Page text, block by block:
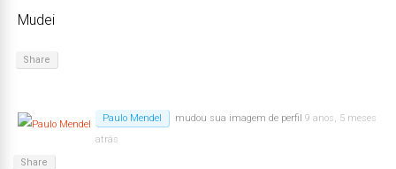
Mudei
Share
Paulo Mendel mudou sua imagem de perfil 9 anos, 5 meses
atrás
Share